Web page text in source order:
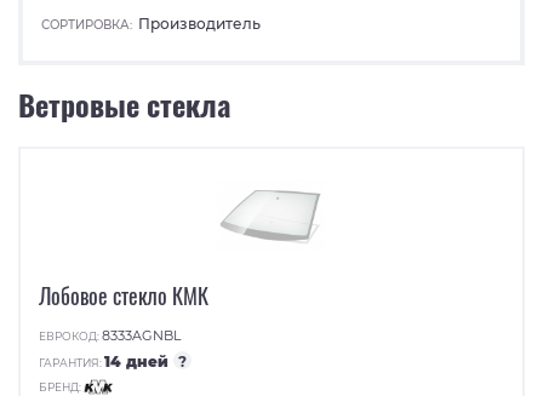
СОРТИРОВКА: Производитель
Ветровые стекла
Лобовое стекло КМК
ЕВРОКОД:8333AGNBL
ГАРАНТИЯ:14 дней ?
БРЕНД: